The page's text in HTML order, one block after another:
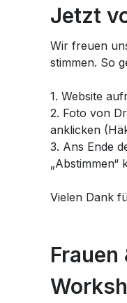
Jetzt
Wir freuen
stimmen. So
1. Website
2. Foto von
anklicken
3. Ans Ende
„Abstimmen“
Vielen Dank
Frauen